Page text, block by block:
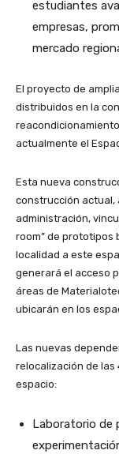
estudiantes
empresas,
mercado
El proyecto de
distribuidos en la
actualmente el
Esta nueva
construcción actual,
administración,
room” de prototipos
localidad a este
generará el acceso
áreas de
ubicarán en los
Las nuevas
relocalización de
espacio:
Laboratorio de